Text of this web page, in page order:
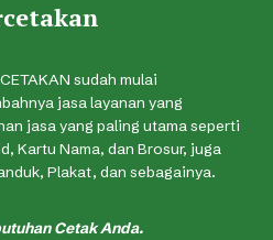
sudah mulai
jasa layanan yang
jasa yang paling utama seperti
Kartu Nama, dan Brosur, juga
Plakat, dan sebagainya.
Cetak Anda.